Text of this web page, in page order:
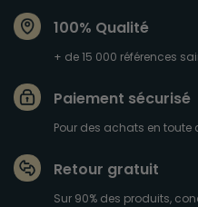
100% Qualité
+ de 15 000 références
Paiement sécurisé
Pour des achats en toute
Retour gratuit
Sur 90% des produits,